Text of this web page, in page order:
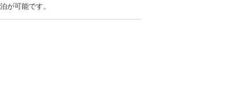
が可能です。